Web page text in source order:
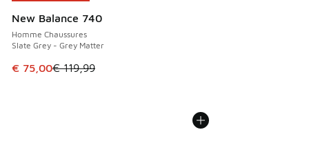
New Balance 740
Homme Chaussures
Slate Grey - Grey Matter
Cet article est en promotion. Prix en baisse de € 119,99 à
€ 75,00€ 119,99